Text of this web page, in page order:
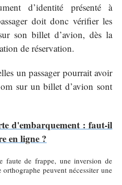
d’identité présenté à
doit donc vérifier les
son billet d’avion, dès la
de réservation.
un passager pourrait avoir
sur un billet d’avion sont
d'embarquement : faut-il
en ligne ?
faute de frappe, une inversion de
peuvent nécessiter une